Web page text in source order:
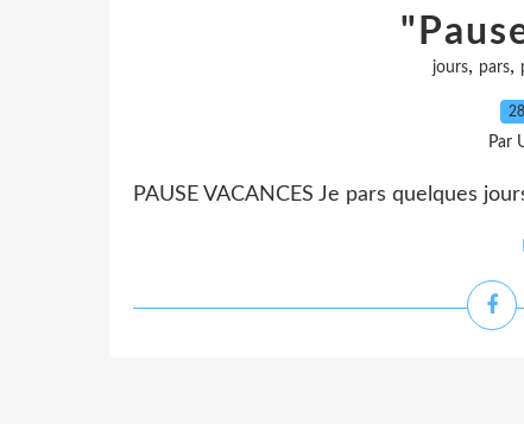
jours, pars,
Par
PAUSE VACANCES Je pars quelques